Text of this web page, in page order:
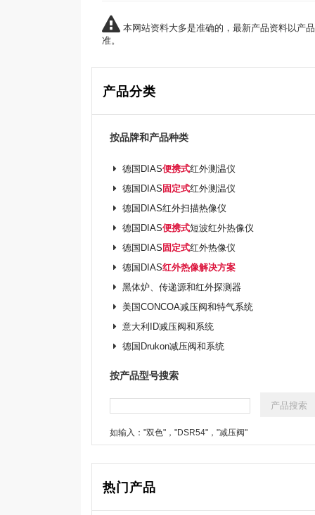
本网站资料大多是准确的，最新产品资料以产
准。
产品分类
按品牌和产品种类
德国DIAS便携式红外测温仪
德国DIAS固定式红外测温仪
德国DIAS红外扫描热像仪
德国DIAS便携式短波红外热像仪
德国DIAS固定式红外热像仪
德国DIAS红外热像解决方案
黑体炉、传递源和红外探测器
美国CONCOA减压阀和特气系统
意大利ID减压阀和系统
德国Drukon减压阀和系统
按产品型号搜索
如输入："双色"，"DSR54"，"减压阀"
热门产品